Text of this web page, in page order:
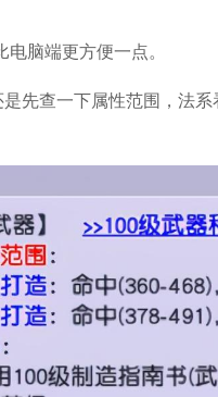
脑端更方便一点。
先查一下属性范围，法